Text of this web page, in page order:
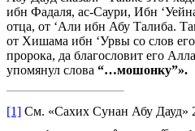
ибн Фадаля, ас-Саури, Ибн
отца, от ‘Али ибн Абу Талиба.
от Хишама ибн ‘Урвы со слов
пророка, да благословит его
упомянул слова “…мошонку”».
[1] См. «Сахих Сунан Абу Дауд»